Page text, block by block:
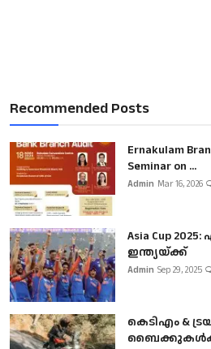
Recommended Posts
Ernakulam
Seminar on ...
Admin Mar 16, 2026
Asia Cup
ഇന്ത്യയ്ക്ക്
Admin Sep 29, 2025
കെടിഎം &
ബൈക്കുകൾക്ക്